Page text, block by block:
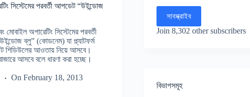
সিস্টেমের পরবর্তী আপডেট “উইন্ডোজ
মোবাইল অপারেটিং সিস্টেমের পরবর্তী
ব্লু” (কোডনেম) যা প্ল্যাটফর্ম
শিডিউলের আওতায় নিয়ে আসবে।
আসবে বলে ধারণা করা হচ্ছে।
On February 18, 2013
সাবস্ক্রাইব
Join 8,302 other subscribers
বিভাগসমূহ